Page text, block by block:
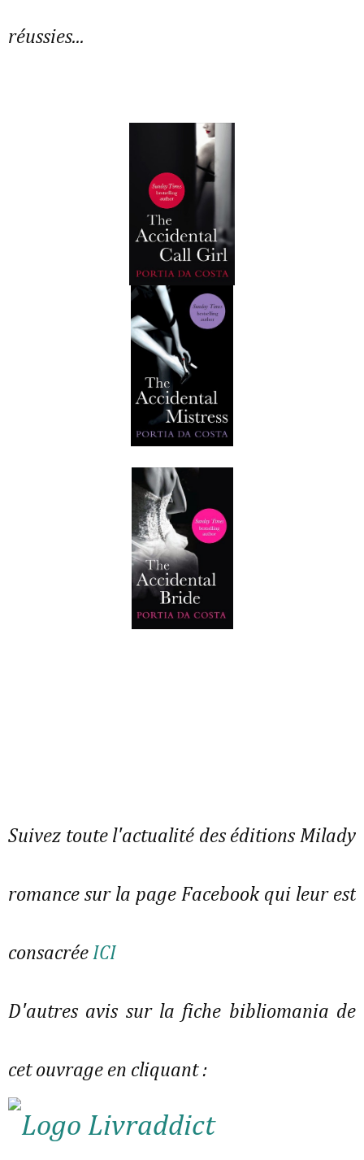
réussies...
Suivez toute l'actualité des éditions Milady
romance sur la page Facebook qui leur est
consacrée ICI
D'autres avis sur la fiche bibliomania de
cet ouvrage en cliquant :